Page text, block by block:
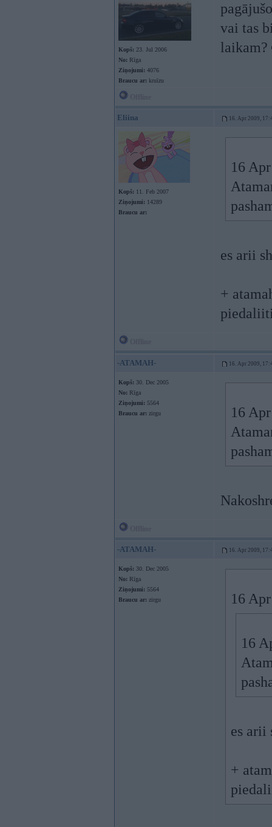
Kopš: 23. Jul 2006
No: Rīga
Ziņojumi: 4076
Braucu ar: kruīzu
vai tas
laikam?
Eliina 16. Apr 2009,
Kopš: 11. Feb 2007
Ziņojumi: 14289
Braucu ar:
16
es arii
+
-ATAMAH- 16. Apr 2009,
Kopš: 30. Dec 2005
No: Rīga
Ziņojumi: 5564
Braucu ar: zirgu
16
-ATAMAH- 16. Apr 2009,
Kopš: 30. Dec 2005
No: Rīga
Ziņojumi: 5564
Braucu ar: zirgu 16
16
es arii
+